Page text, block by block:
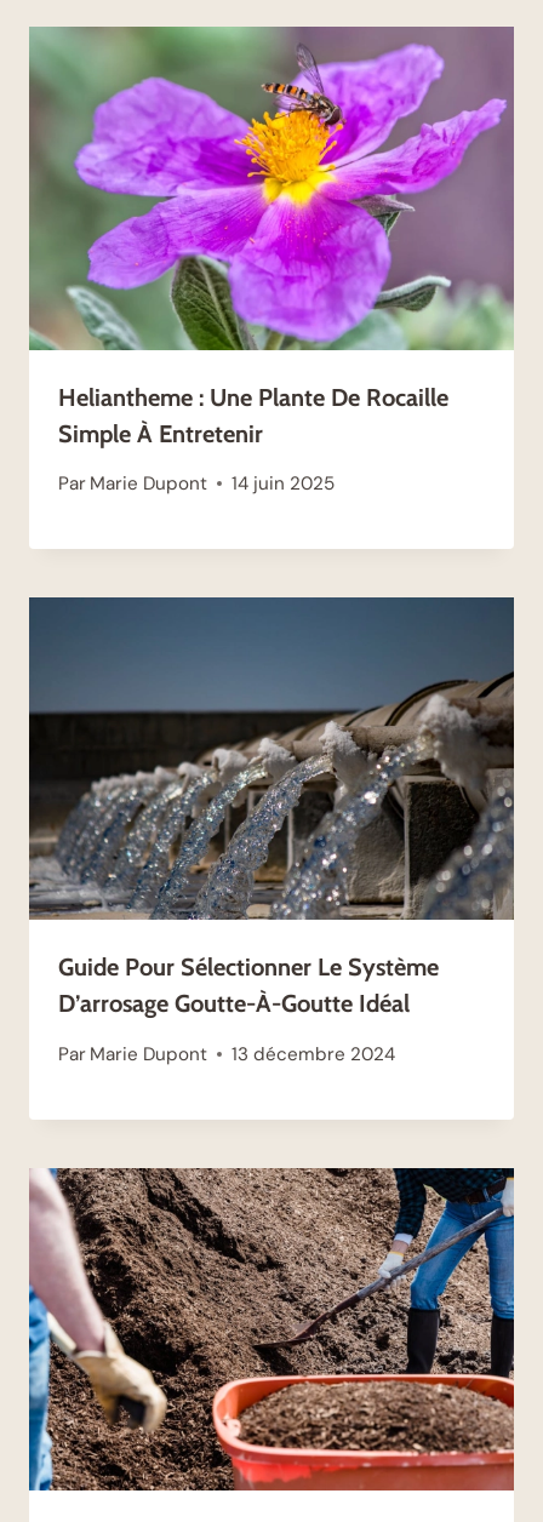
Heliantheme : Une Plante De Rocaille
Simple À Entretenir
Par Marie Dupont 14 juin 2025
Guide Pour Sélectionner Le Système
D’arrosage Goutte-À-Goutte Idéal
Par Marie Dupont 13 décembre 2024